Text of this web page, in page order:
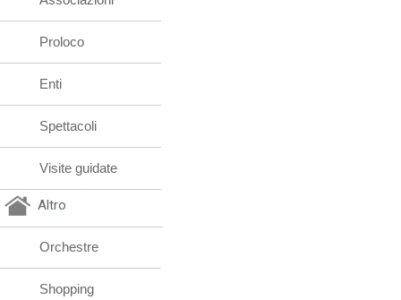
Proloco
Enti
Spettacoli
Visite guidate
Altro
Orchestre
Shopping